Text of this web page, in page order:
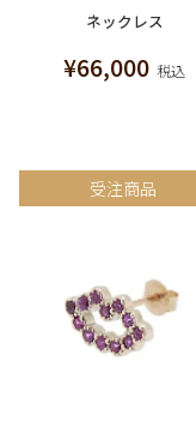
ネックレス
¥66,000 税込
受注商品